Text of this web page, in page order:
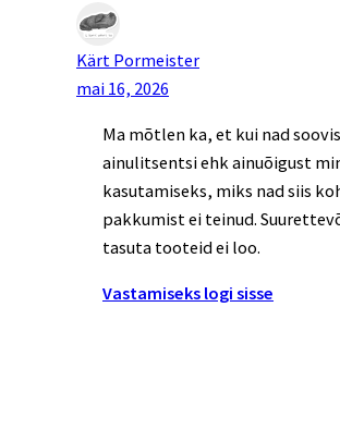
Kärt Pormeister
mai 16, 2026
Ma mõtlen ka, et kui nad
ainulitsentsi ehk ainuõigust
kasutamiseks, miks nad siis
pakkumist ei teinud.
tasuta tooteid ei loo.
Vastamiseks logi sisse